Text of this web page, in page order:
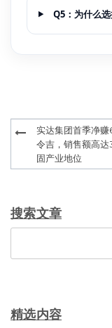
Q5：为什么
Post
navigation
实达集团首季净
令吉，销售额高
固产业地位
搜索文章
精选内容